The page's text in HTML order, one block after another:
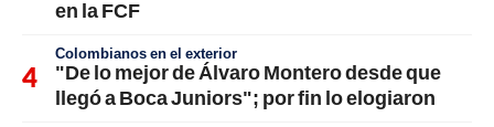
en la FCF
Colombianos en el exterior
"De lo mejor de Álvaro Montero desde que
llegó a Boca Juniors"; por fin lo elogiaron